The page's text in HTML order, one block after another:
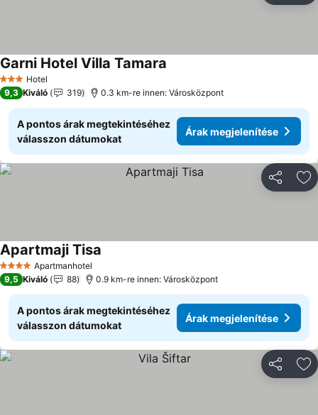
3 Kategória
Hotel
Garni Hotel Villa Tamara
9,3 Kiváló 319 0.3 km-re innen: Városközpont
A pontos árak megtekintéséhez
válasszon dátumokat
Árak megjelenítése
4 KategóriaApartmanhotel
Apartmaji Tisa
9,5 Kiváló 88 0.9 km-re innen: Városközpont
A pontos árak megtekintéséhez
válasszon dátumokat
Árak megjelenítése